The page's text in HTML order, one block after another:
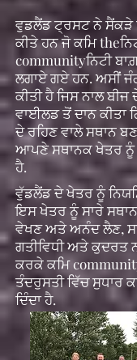
ਵੁਡਲੈਂਡ ਟ੍ਰਸਟ ਨੇ ਸੈਂਕੜੇ
ਕੀਤੇ ਹਨ ਜੋ ਕਮਿ
communityਨਿਟੀ
ਲਗਾਏ ਗਏ ਹਨ. ਅਸੀਂ
ਕੀਤੀ ਹੈ ਜਿਸ ਨਾਲ
ਵਾਈਲਡ ਤੋਂ ਦਾਨ ਕੀਤਾ
ਦੇ ਰਹਿਣ ਵਾਲੇ ਸਥਾਨ
ਆਪਣੇ ਸਥਾਨਕ ਖੇਤਰ
ਹੈ.
ਵੁੱਡਲੈਂਡ ਦੇ ਖੇਤਰ ਨੂੰ
ਇਸ ਖੇਤਰ ਨੂੰ ਸਾਰੇ
ਵੇਖਣ ਅਤੇ ਅਨੰਦ ਲੈਣ,
ਗਤੀਵਿਧੀ ਅਤੇ ਕੁਦਰਤ
ਕਰਕੇ ਕਮਿ
ਤੰਦਰੁਸਤੀ ਵਿੱਚ ਸੁਧਾਰ
ਦਿੰਦਾ ਹੈ.